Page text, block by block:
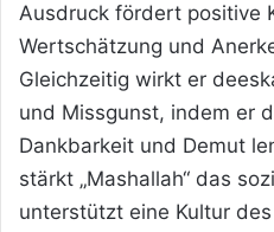
Ausdruck fördert positive
Wertschätzung und
Gleichzeitig wirkt er
und Missgunst, indem er
Dankbarkeit und Demut
stärkt „Mashallah“ das
unterstützt eine Kultur